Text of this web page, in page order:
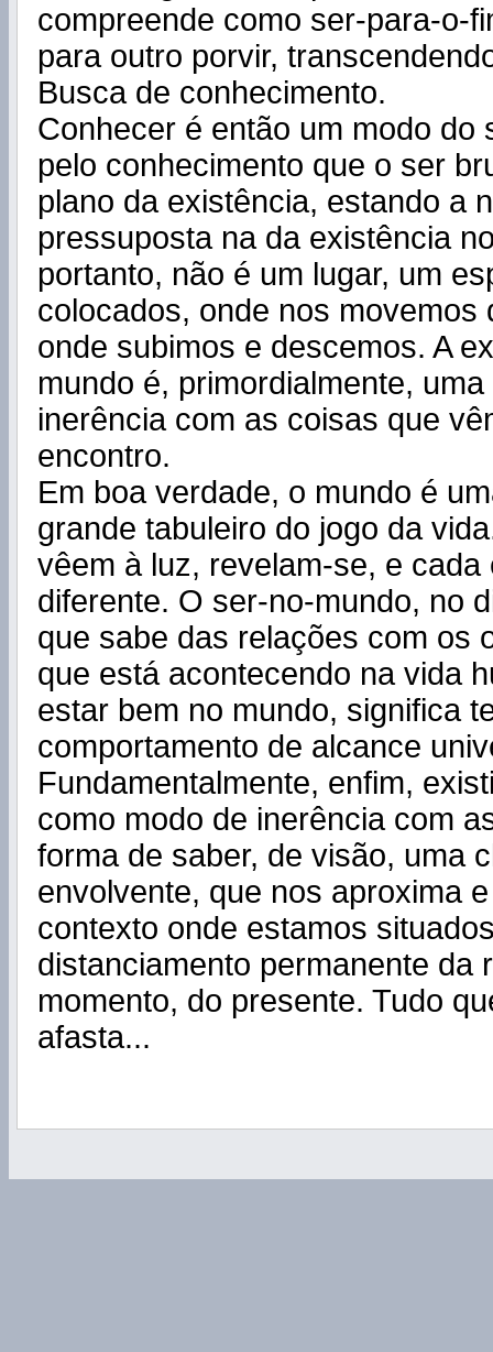
compreende como ser-para-o-
para outro porvir,
Busca de conhecimento.
Conhecer é então um modo do
pelo conhecimento que o ser
plano da existência, estando a
pressuposta na da existência
portanto, não é um lugar, um
colocados, onde nos movemos
onde subimos e descemos. A
mundo é, primordialmente,
inerência com as coisas que
encontro.
Em boa verdade, o mundo é
grande tabuleiro do jogo da
vêem à luz, revelam-se, e cada
diferente. O ser-no-mundo, no
que sabe das relações com os
que está acontecendo na vida
estar bem no mundo, significa
comportamento de alcance
Fundamentalmente, enfim,
como modo de inerência com
forma de saber, de visão, uma
envolvente, que nos aproxima
contexto onde estamos
distanciamento permanente da
momento, do presente. Tudo
afasta...